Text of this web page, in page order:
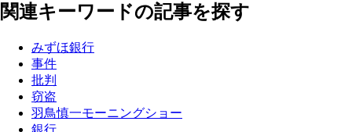
関連キーワードの記事を探す
みずほ銀行
事件
批判
窃盗
羽鳥慎一モーニングショー
銀行